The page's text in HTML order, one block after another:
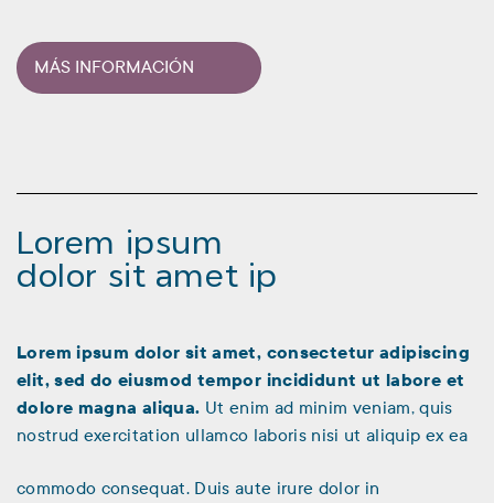
MÁS INFORMACIÓN
Lorem ipsum
dolor sit amet ip
Lorem ipsum dolor sit amet, consectetur adipiscing
elit, sed do eiusmod tempor incididunt ut labore et
dolore magna aliqua. Ut enim ad minim veniam, quis
nostrud exercitation ullamco laboris nisi ut aliquip ex ea
commodo consequat. Duis aute irure dolor in